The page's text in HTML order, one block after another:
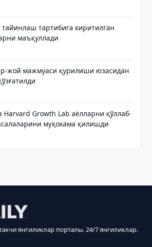
тартибига киритилган
маъқуллади
жой мажмуаси қурилиши юзасидан
Harvard Growth Lab аёлларни қўллаб-
муҳокама қилишди
янгиликлар порталы. 24/7 янгиликлар.